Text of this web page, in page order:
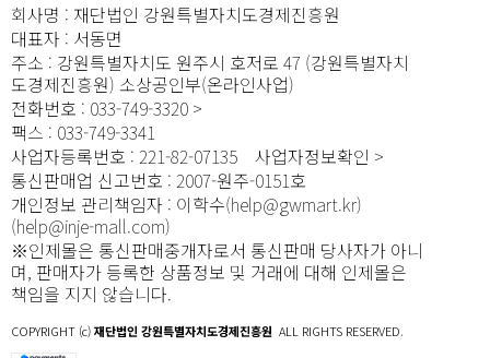
회사명 : 재단법인 강원특별자치도경제진흥원
대표자 : 서동면
주소 : 강원특별자치도 원주시 호저로 47 (강원특별자치
도경제진흥원) 소상공인부(온라인사업)
전화번호 : 033-749-3320
팩스 : 033-749-3341
사업자등록번호 : 221-82-07135
사업자정보확인
통신판매업 신고번호 : 2007-원주-0151호
개인정보 관리책임자 : 이학수(help@gwmart.kr)
(help@inje-mall.com)
※인제몰은 통신판매중개자로서 통신판매 당사자가 아니
며, 판매자가 등록한 상품정보 및 거래에 대해 인제몰은
책임을 지지 않습니다.
COPYRIGHT (c)재단법인 강원특별자치도경제진흥원 ALL RIGHTS RESERVED.